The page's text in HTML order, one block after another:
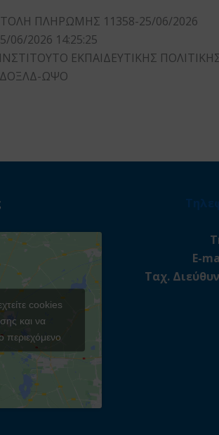
ΠΛΗΡΩΜΗΣ 11358-25/06/2026
06/2026 14:25:25
ΙΝΣΤΙΤΟΥΤΟ ΕΚΠΑΙΔΕΥΤΙΚΗΣ
ΩΨΟ
cookies
και να
περιεχόμενο
E-
Ταχ.